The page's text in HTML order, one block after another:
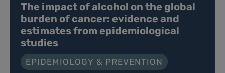
The impact of alcohol on the global
burden of cancer: evidence and
estimates from epidemiological
studies
EPIDEMIOLOGY & PREVENTION